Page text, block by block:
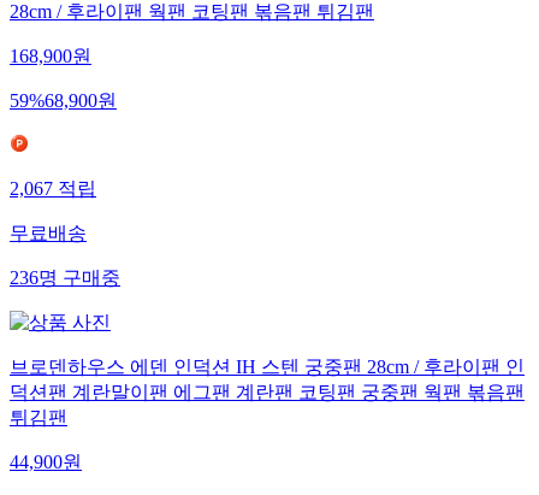
28cm / 후라이팬 웍팬 코팅팬 볶음팬 튀김팬
168,900원
59%68,900원
2,067 적립
무료배송
236명 구매중
브로덴하우스 에덴 인덕션 IH 스텐 궁중팬 28cm / 후라이팬 인
덕션팬 계란말이팬 에그팬 계란팬 코팅팬 궁중팬 웍팬 볶음팬
튀김팬
44,900원